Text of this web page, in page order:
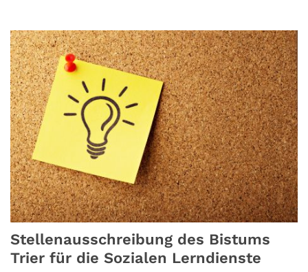
Stellenausschreibung des Bistums
Trier für die Sozialen Lerndienste